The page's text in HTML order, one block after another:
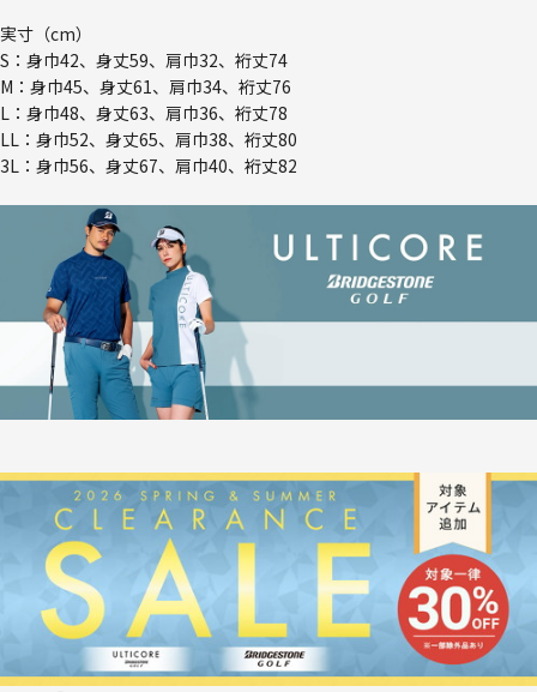
実寸（cm）
S：身巾42、身丈59、肩巾32、裄丈74
M：身巾45、身丈61、肩巾34、裄丈76
L：身巾48、身丈63、肩巾36、裄丈78
LL：身巾52、身丈65、肩巾38、裄丈80
3L：身巾56、身丈67、肩巾40、裄丈82